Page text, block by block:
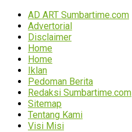
AD ART Sumbartime.com
Advertorial
Disclaimer
Home
Home
Iklan
Pedoman Berita
Redaksi Sumbartime.com
Sitemap
Tentang Kami
Visi Misi